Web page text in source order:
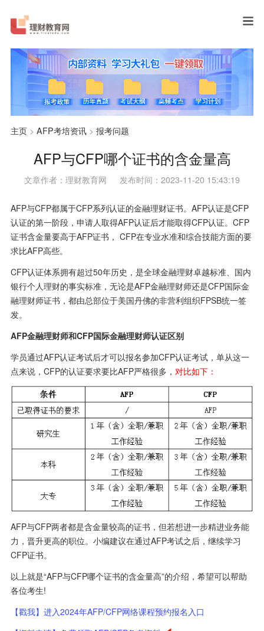
主页> AFP考培资讯> 报考问题
AFP与CFP哪个证书的含金量高
文章作者：理财教育网 发布时间：2023-11-20 15:43:19
AFP与CFP都属于CFP系列认证的金融理财证书。AFP认证是CFP
认证的第一阶段，申请人取得AFP认证后才能取得CFP认证。CFP
证书含金量要高于AFP证书， CFP在专业水准和综合技能方面的要
求比AFP高些。
CFP认证体系拥有超过50年历史，是全球金融理财卓越标准、国内
银行个人理财的事实标准，无论是AFP金融理财师还是CFP国际金
融理财师证书，都由总部位于美国丹佛的非营利组织FPSB统一签
发。
AFP金融理财师和CFP国际金融理财师认证区别
学员通过AFP认证考试后才可以报名参加CFP认证考试，单从这一
点来说，CFP的认证要求要比AFP严格很多， 对比如下：
AFP与CFP两者都是含金量较高的证书，但若想进一步精进业务能
力，晋升更高的职位。小编建议在通过AFP考试之后，继续学习
CFP证书。
以上就是“AFP与CFP哪个证书的含金量高”的介绍，希望可以帮助
各位考生!
【戳我】进入2024年AFP/CFP网络课程预约报名入口